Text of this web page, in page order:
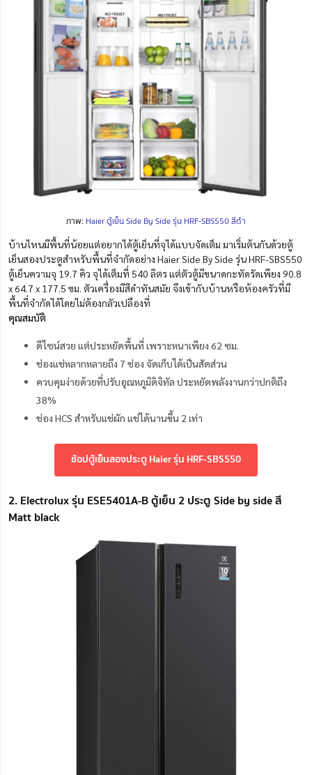
ภาพ: Haier ตู้เย็น Side By Side รุ่น HRF-SBS550 สีดำ
บ้านไหนมีพื้นที่น้อยแต่อยากได้ตู้เย็นที่จุได้แบบจัดเต็ม มาเริ่มต้นกันด้วยตู้
เย็นสองประตูสำหรับพื้นที่จำกัดอย่าง Haier Side By Side รุ่น HRF-SBS550
ตู้เย็นความจุ 19.7 คิว จุได้เต็มที่ 540 ลิตร แต่ตัวตู้มีขนาดกะทัดรัดเพียง 90.8
x 64.7 x 177.5 ซม. ตัวเครื่องมีสีดำทันสมัย จึงเข้ากับบ้านหรือห้องครัวที่มี
พื้นที่จำกัดได้โดยไม่ต้องกลัวเปลืองที่
คุณสมบัติ
ดีไซน์สวย แต่ประหยัดพื้นที่ เพราะหนาเพียง 62 ซม.
ช่องแช่หลากหลายถึง 7 ช่อง จัดเก็บได้เป็นสัดส่วน
ควบคุมง่ายด้วยที่ปรับอุณหภูมิดิจิทัล ประหยัดพลังงานกว่าปกติถึง
38%
ช่อง HCS สำหรับแช่ผัก แช่ได้นานขึ้น 2 เท่า
ช้อปตู้เย็นสองประตู Haier รุ่น HRF-SBS550
2. Electrolux รุ่น ESE5401A-B ตู้เย็น 2 ประตู Side by side สี
Matt black